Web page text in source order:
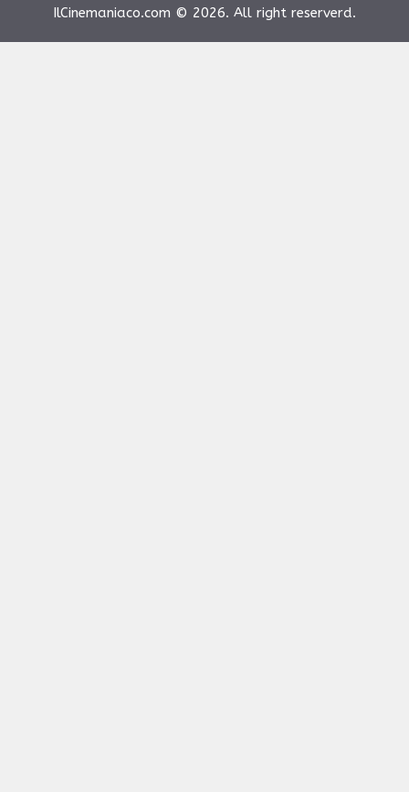
IlCinemaniaco.com © 2026. All right reserverd.